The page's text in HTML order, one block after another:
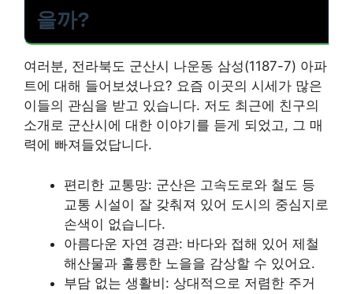
을까?
여러분, 전라북도 군산시 나운동 삼성(1187-7) 아파
트에 대해 들어보셨나요? 요즘 이곳의 시세가 많은
이들의 관심을 받고 있습니다. 저도 최근에 친구의
소개로 군산시에 대한 이야기를 듣게 되었고, 그 매
력에 빠져들었답니다.
편리한 교통망: 군산은 고속도로와 철도 등
교통 시설이 잘 갖춰져 있어 도시의 중심지로
손색이 없습니다.
아름다운 자연 경관: 바다와 접해 있어 제철
해산물과 훌륭한 노을을 감상할 수 있어요.
부담 없는 생활비: 상대적으로 저렴한 주거